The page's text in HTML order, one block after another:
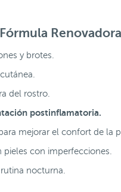
y brotes.
del rostro.
postinflamatoria.
mejorar el confort de la
con imperfecciones.
nocturna.